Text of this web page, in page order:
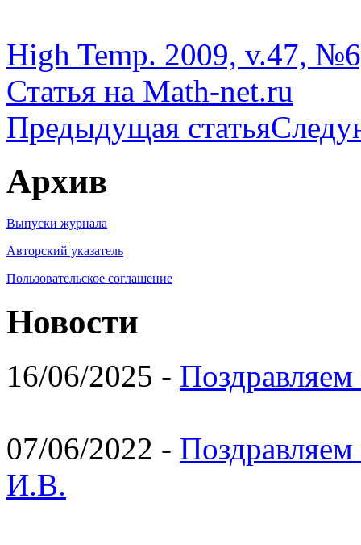
High Temp. 2009, v.47,
Статья на Math-net.ru
Предыдущая статья
Архив
Выпуски журнала
Авторский указатель
Пользовательское соглашение
Новости
16/06/2025 -
07/06/2022 -
И.В.